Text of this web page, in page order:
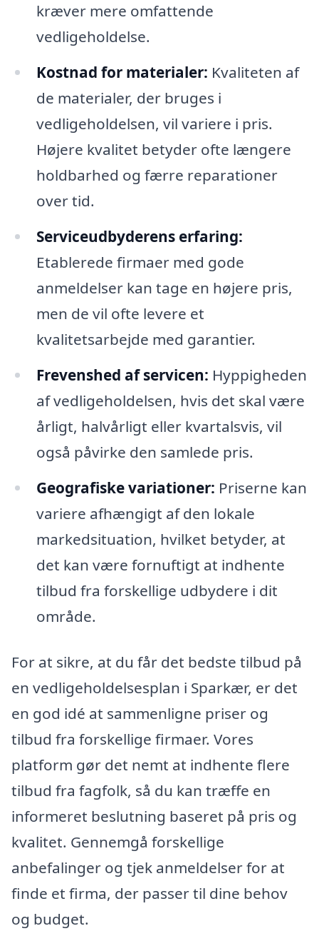
kræver mere omfattende
vedligeholdelse.
Kostnad for materialer: Kvaliteten af
de materialer, der bruges i
vedligeholdelsen, vil variere i pris.
Højere kvalitet betyder ofte længere
holdbarhed og færre reparationer
over tid.
Serviceudbyderens erfaring:
Etablerede firmaer med gode
anmeldelser kan tage en højere pris,
men de vil ofte levere et
kvalitetsarbejde med garantier.
Frevenshed af servicen: Hyppigheden
af vedligeholdelsen, hvis det skal være
årligt, halvårligt eller kvartalsvis, vil
også påvirke den samlede pris.
Geografiske variationer: Priserne kan
variere afhængigt af den lokale
markedsituation, hvilket betyder, at
det kan være fornuftigt at indhente
tilbud fra forskellige udbydere i dit
område.
For at sikre, at du får det bedste tilbud på
en vedligeholdelsesplan i Sparkær, er det
en god idé at sammenligne priser og
tilbud fra forskellige firmaer. Vores
platform gør det nemt at indhente flere
tilbud fra fagfolk, så du kan træffe en
informeret beslutning baseret på pris og
kvalitet. Gennemgå forskellige
anbefalinger og tjek anmeldelser for at
finde et firma, der passer til dine behov
og budget.